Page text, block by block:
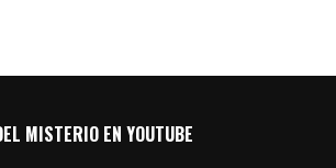
MISTERIO EN YOUTUBE